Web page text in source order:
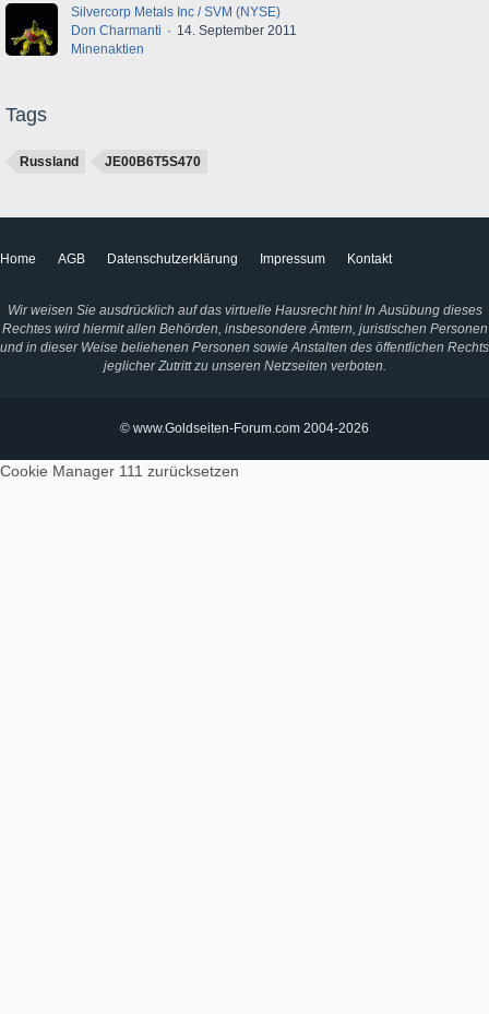
Silvercorp Metals Inc / SVM (NYSE)
Don Charmanti
14. September 2011
Minenaktien
Tags
Russland JE00B6T5S470
Home AGB Datenschutzerklärung Impressum Kontakt
Wir weisen Sie ausdrücklich auf das virtuelle Hausrecht hin! In Ausübung dieses
Rechtes wird hiermit allen Behörden, insbesondere Ämtern, juristischen Personen
und in dieser Weise beliehenen Personen sowie Anstalten des öffentlichen Rechts
jeglicher Zutritt zu unseren Netzseiten verboten.
© www.Goldseiten-Forum.com 2004-2026
Cookie Manager 111 zurücksetzen